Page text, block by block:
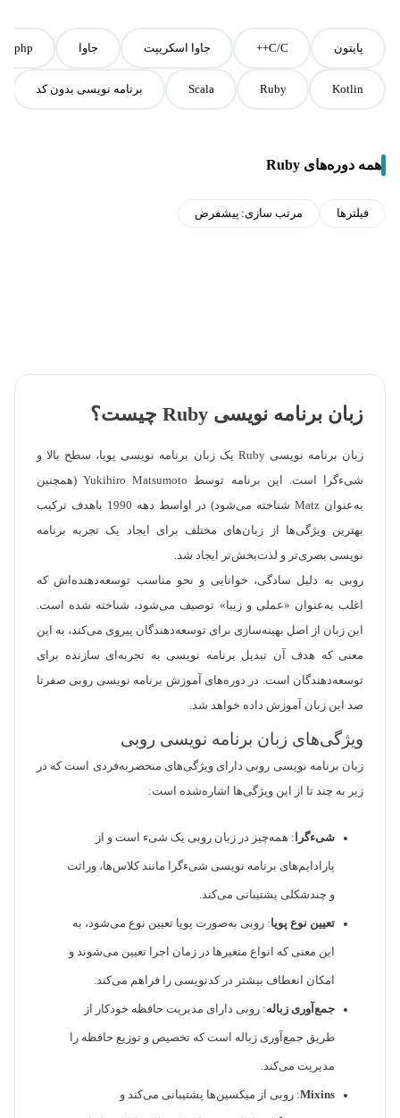
پایتون C/C++ جاوا اسکریپت جاوا php
Kotlin
Ruby
Scala برنامه نویسی بدون کد
همه دوره‌های Ruby
فیلترها مرتب سازی: پیشفرض
زبان برنامه نویسی Ruby چیست؟
زبان برنامه نویسی Ruby یک زبان برنامه نویسی پویا، سطح بالا و
شی‌ءگرا است. این برنامه توسط Yukihiro Matsumoto (همچنین
به‌عنوان Matz شناخته می‌شود) در اواسط دهه 1990 باهدف ترکیب
بهترین ویژگی‌ها از زبان‌های مختلف برای ایجاد یک تجربه برنامه
نویسی بصری‌تر و لذت‌بخش‌تر ایجاد شد.
روبی به دلیل سادگی، خوانایی و نحو مناسب توسعه‌دهنده‌اش که
اغلب به‌عنوان «عملی و زیبا» توصیف می‌شود، شناخته شده است.
این زبان از اصل بهینه‌سازی برای توسعه‌دهندگان پیروی می‌کند، به این
معنی که هدف آن تبدیل برنامه نویسی به تجربه‌ای سازنده برای
توسعه‌دهندگان است. در دوره‌های آموزش برنامه نویسی روبی صفرتا
صد این زبان آموزش داده خواهد شد.
ویژگی‌های زبان برنامه نویسی روبی
زبان برنامه نویسی روبی دارای ویژگی‌های منحصربه‌فردی است که در
زیر به چند تا از این ویژگی‌ها اشاره‌شده است:
شی‌ءگرا : همه‌چیز در زبان روبی یک شی‌ء است و از
پارادایم‌های برنامه نویسی شی‌ءگرا مانند کلاس‌ها، وراثت
و چندشکلی پشتیبانی می‌کند.
تعیین نوع پویا: روبی به‌صورت پویا تعیین نوع می‌شود، به
این معنی که انواع متغیرها در زمان اجرا تعیین می‌شوند و
امکان انعطاف بیشتر در کدنویسی را فراهم می‌کند.
جمع‌آوری زباله: روبی دارای مدیریت حافظه خودکار از
طریق جمع‌آوری زباله است که تخصیص و توزیع حافظه را
مدیریت می‌کند.
Mixins: روبی از میکسین‌ها پشتیبانی می‌کند و